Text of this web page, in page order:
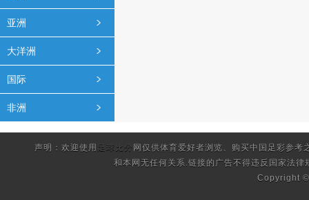
亚洲
大洋洲
国际
非洲
声明：欢迎使用 足球比分 网仅供体育爱好者浏览、购买中国足彩参
和本网无任何关系.链接的广告不得违反国家法律
Copyright